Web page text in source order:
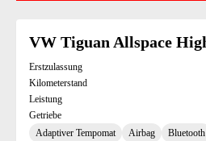
VW Tiguan Allspace
Erstzulassung
Kilometerstand
Leistung
Getriebe
Adaptiver Tempomat
Airbag Bluetooth